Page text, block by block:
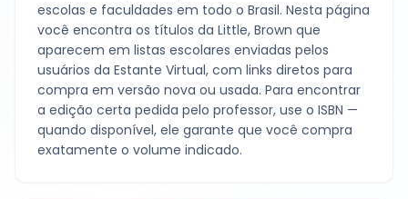
escolas e faculdades em todo o Brasil. Nesta página
você encontra os títulos da Little, Brown que
aparecem em listas escolares enviadas pelos
usuários da Estante Virtual, com links diretos para
compra em versão nova ou usada. Para encontrar
a edição certa pedida pelo professor, use o ISBN —
quando disponível, ele garante que você compra
exatamente o volume indicado.